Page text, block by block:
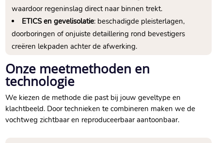
waardoor regeninslag direct naar binnen trekt.​
ETICS en gevelisolatie: beschadigde pleisterlagen,
doorboringen of onjuiste detaillering rond bevestigers
creëren lekpaden achter de afwerking.​
Onze meetmethoden en
technologie
We kiezen de methode die past bij jouw geveltype en
klachtbeeld.​ Door technieken te combineren maken we de
vochtweg zichtbaar en reproduceerbaar aantoonbaar.​